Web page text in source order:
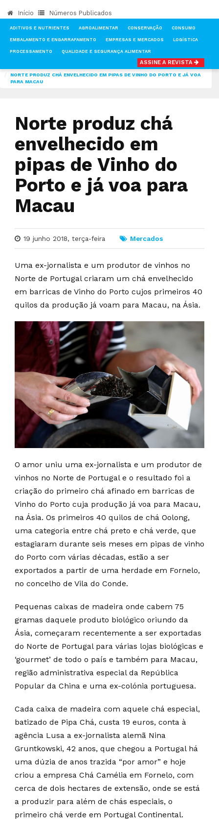
Início Números Publicados
ADITIVOS E NUTRIENTES AGROALIMENTAR CONSERVAÇÃO CONSUMO
EMBALAMENTO E ENGARRAFAMENTO EMPRESAS E MERCADOS LOGÍSTICA
PROCESSAMENTO QUALIDADE E SEGURANÇA ALIMENTAR
ASSINE A REVISTA
NORTE PRODUZ CHÁ ENVELHECIDO EM PIPAS DE VINHO DO PORTO E JÁ VOA
PARA MACAU
Norte produz chá
envelhecido em
pipas de Vinho do
Porto e já voa para
Macau
19 junho 2018, terça-feira Mercados
Uma ex-jornalista e um produtor de vinhos no
Norte de Portugal criaram um chá envelhecido
em barricas de Vinho do Porto cujos primeiros 40
quilos da produção já voam para Macau, na Ásia.
O amor uniu uma ex-jornalista e um produtor de
vinhos no Norte de Portugal e o resultado foi a
criação do primeiro chá afinado em barricas de
Vinho do Porto cuja produção já voa para Macau,
na Ásia. Os primeiros 40 quilos de chá Oolong,
uma categoria entre chá preto e chá verde, que
estagiaram durante seis meses em pipas de vinho
do Porto com várias décadas, estão a ser
exportados a partir de uma herdade em Fornelo,
no concelho de Vila do Conde.
Pequenas caixas de madeira onde cabem 75
gramas daquele produto biológico oriundo da
Ásia, começaram recentemente a ser exportadas
do Norte de Portugal para várias lojas biológicas e
‘gourmet’ de todo o país e também para Macau,
região administrativa especial da República
Popular da China e uma ex-colónia portuguesa.
Cada caixa de madeira com aquele chá especial,
batizado de Pipa Chá, custa 19 euros, conta à
agência Lusa a ex-jornalista alemã Nina
Gruntkowski, 42 anos, que chegou a Portugal há
uma dúzia de anos trazida “por amor” e hoje
criou a empresa Chá Camélia em Fornelo, com
cerca de dois hectares de extensão, onde se está
a produzir para além de chás especiais, o
primeiro chá verde em Portugal Continental.